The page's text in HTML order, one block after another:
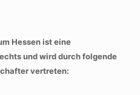
Hessen ist eine
und wird durch folgende
vertreten: